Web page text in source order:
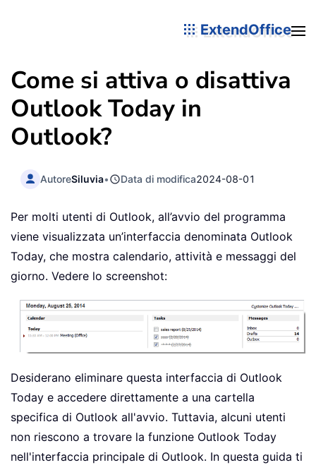
ExtendOffice
Come si attiva o disattiva
Outlook Today in
Outlook?
AutoreSiluvia• Data di modifica2024-08-01
Per molti utenti di Outlook, all’avvio del programma
viene visualizzata un’interfaccia denominata Outlook
Today, che mostra calendario, attività e messaggi del
giorno. Vedere lo screenshot:
Desiderano eliminare questa interfaccia di Outlook
Today e accedere direttamente a una cartella
specifica di Outlook all'avvio. Tuttavia, alcuni utenti
non riescono a trovare la funzione Outlook Today
nell'interfaccia principale di Outlook. In questa guida ti